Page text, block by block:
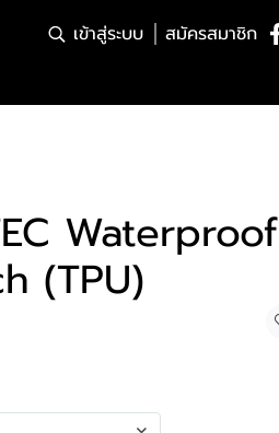
เข้าสู่ระบบ สมัครสมาชิก
Waterproof
(TPU)